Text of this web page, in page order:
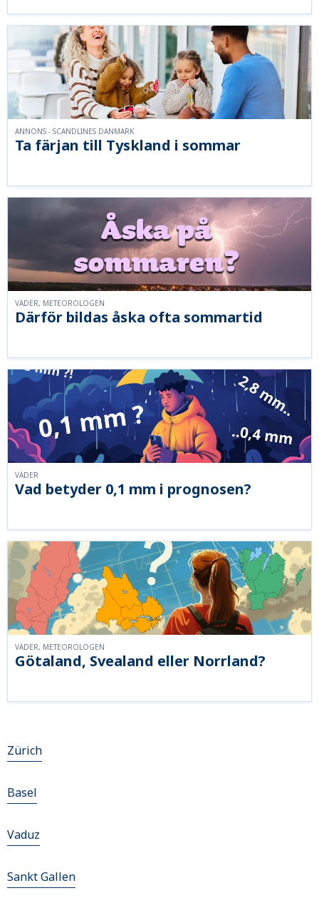
Ta färjan till Tyskland i sommar
ANNONS - SCANDLINES DANMARK
Därför bildas åska ofta sommartid
VÄDER, METEOROLOGEN
Vad betyder 0,1 mm i prognosen?
VÄDER
Götaland, Svealand eller Norrland?
VÄDER, METEOROLOGEN
Zürich
Basel
Vaduz
Sankt Gallen